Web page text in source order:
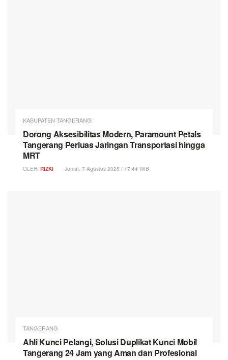
KABUPATEN TANGERANG
Dorong Aksesibilitas Modern, Paramount Petals
Tangerang Perluas Jaringan Transportasi hingga
MRT
OLEH: RIZKI Jumat, 7 Agustus 2026 / 17:44 WIB
TANGERANG
Ahli Kunci Pelangi, Solusi Duplikat Kunci Mobil
Tangerang 24 Jam yang Aman dan Profesional